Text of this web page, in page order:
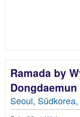
Ramada by
Dongdaemun
Seoul,